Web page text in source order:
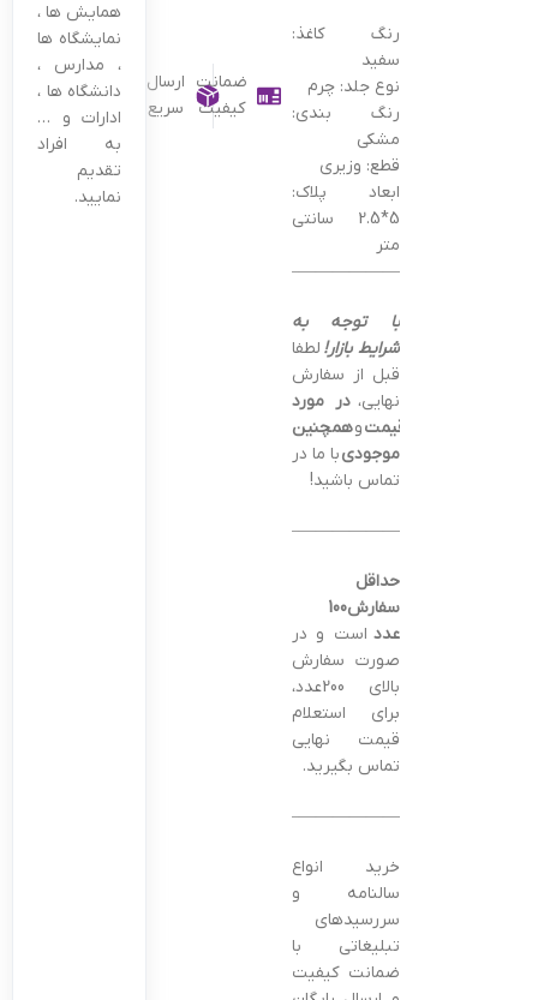
رنگ کاغذ:
سفید
نوع جلد: چرم
رنگ بندی:
مشکی
قطع: وزیری
ابعاد پلاک:
5*2.5 سانتی
متر
———————————————–
با توجه به
شرایط بازار! لطفا
قبل از سفارش
نهایی،در مورد
قیمتوهمچنین
موجودیبا ما در
تماس باشید!
———————————————–
حداقل
سفارش100
عدد است و در
صورت سفارش
بالای 200عدد،
برای استعلام
قیمت نهایی
تماس بگیرید.
———————————————–
خرید انواع
سالنامه و
سررسیدهای
تبلیغاتی با
ضمانت کیفیت
ضمانت
کیفیت
ارسال
سریع
همایش ها ،
نمایشگاه ها
، مدارس ،
دانشگاه ها ،
ادارات و …
به افراد
تقدیم
نمایید.